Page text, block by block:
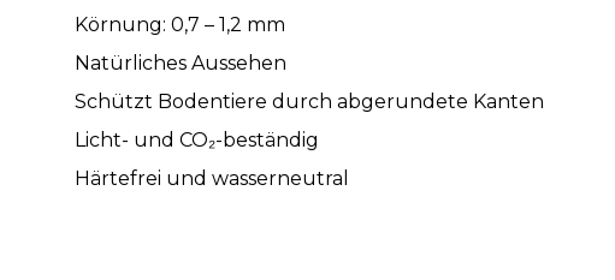
Körnung: 0,7 – 1,2 mm
Natürliches Aussehen
Schützt Bodentiere durch abgerundete Kanten
Licht- und CO₂-beständig
Härtefrei und wasserneutral